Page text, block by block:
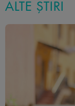
ALTE ȘTIRI